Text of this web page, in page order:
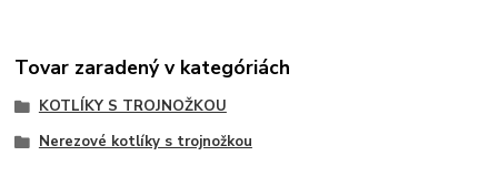
Tovar zaradený v kategóriách
KOTLÍKY S TROJNOŽKOU
Nerezové kotlíky s trojnožkou